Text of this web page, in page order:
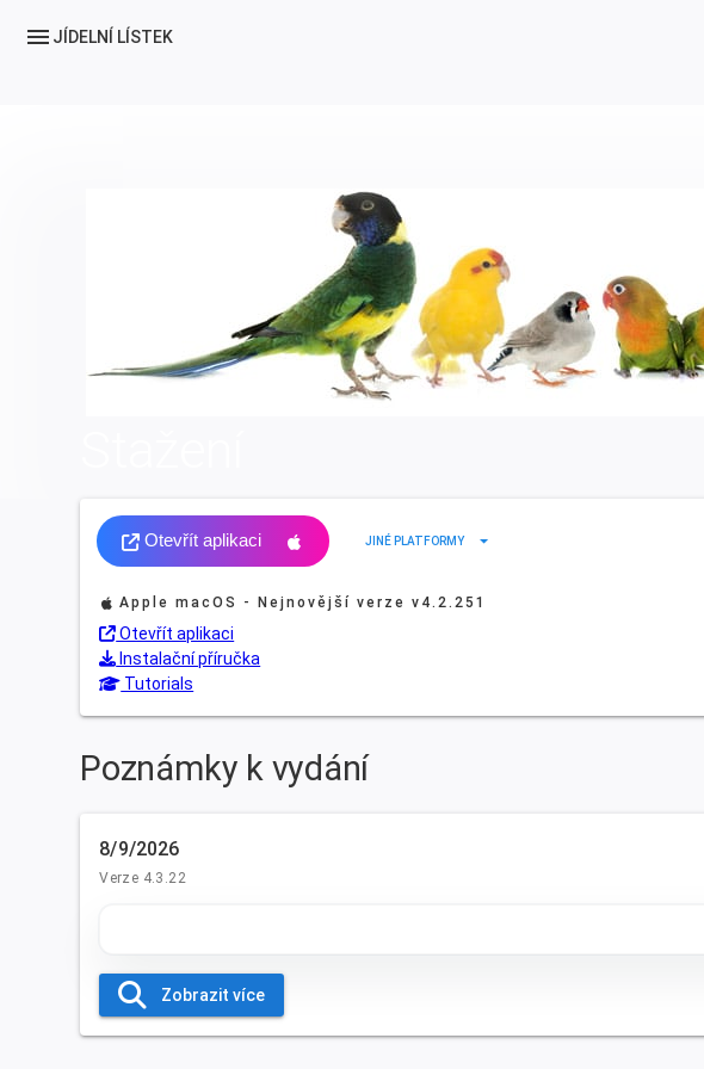
menu JÍDELNÍ LÍSTEK
Otevřít aplikaci JINÉ PLATFORMY arrow_drop_down
Apple macOS - Nejnovější verzev4.2.251
Otevřít aplikaci
Instalační příručka
Tutorials
Poznámky k vydání
8/9/2026
Verze 4.3.22
Zobrazit více